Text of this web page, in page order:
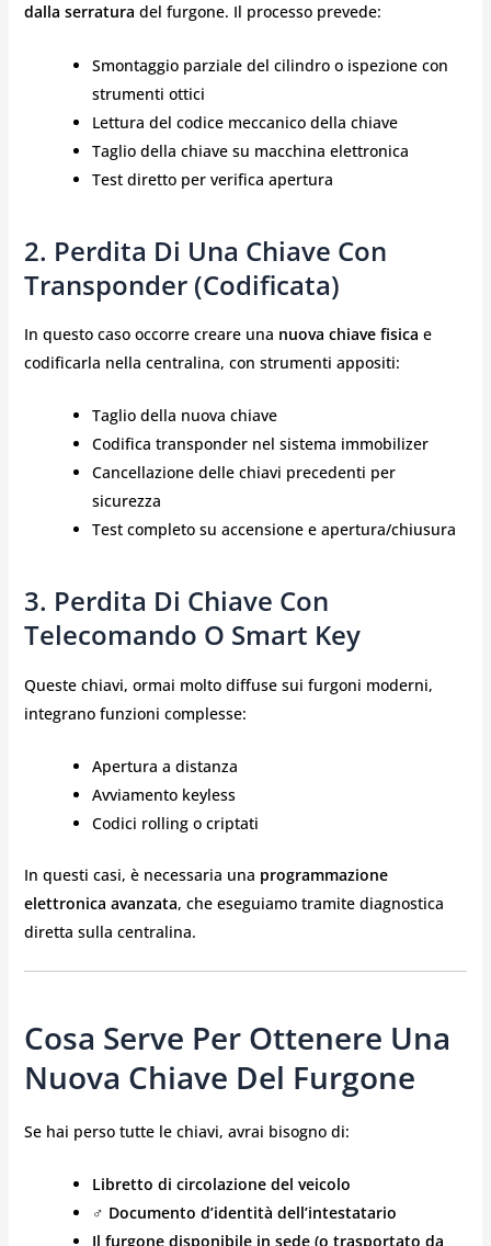
dalla serratura del furgone. Il processo prevede:
Smontaggio parziale del cilindro o ispezione con
strumenti ottici
Lettura del codice meccanico della chiave
Taglio della chiave su macchina elettronica
Test diretto per verifica apertura
2. Perdita Di Una Chiave Con
Transponder (codificata)
In questo caso occorre creare una nuova chiave fisica e
codificarla nella centralina, con strumenti appositi:
Taglio della nuova chiave
Codifica transponder nel sistema immobilizer
Cancellazione delle chiavi precedenti per
sicurezza
Test completo su accensione e apertura/chiusura
3. Perdita Di Chiave Con
Telecomando O Smart Key
Queste chiavi, ormai molto diffuse sui furgoni moderni,
integrano funzioni complesse:
Apertura a distanza
Avviamento keyless
Codici rolling o criptati
In questi casi, è necessaria una programmazione
elettronica avanzata, che eseguiamo tramite diagnostica
diretta sulla centralina.
Cosa Serve Per Ottenere Una
Nuova Chiave Del Furgone
Se hai perso tutte le chiavi, avrai bisogno di:
Libretto di circolazione del veicolo
‍♂️ Documento d’identità dell’intestatario
Il furgone disponibile in sede (o trasportato da